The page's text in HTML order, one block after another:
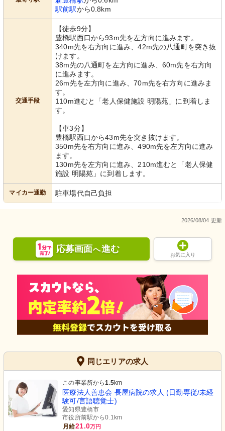
駅前駅から0.8km
交通手段
【徒歩9分】
豊橋駅西口から93m先を左方向に進みます。
340m先を右方向に進み、42m先の八通町を突き抜
けます。
38m先の八通町を左方向に進み、60m先を右方向
に進みます。
26m先を左方向に進み、70m先を右方向に進みま
す。
110m進むと「老人保健施設 明陽苑」に到着しま
す。
【車3分】
豊橋駅西口から43m先を突き抜けます。
350m先を右方向に進み、490m先を左方向に進み
ます。
130m先を左方向に進み、210m進むと「老人保健
施設 明陽苑」に到着します。
マイカー通勤 駐車場代自己負担
2026/08/04 更新
応募画面へ進む
お気に入り
同じエリアの求人
この事業所から1.5km
医療法人善恵会 長屋病院の求人 (日勤専従/未経
験可/言語聴覚士)
愛知県豊橋市
市役所前駅から0.1km
月給21.0万円